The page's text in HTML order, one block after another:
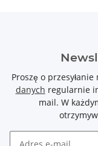
Proszę o
danych regularnie
mail. W